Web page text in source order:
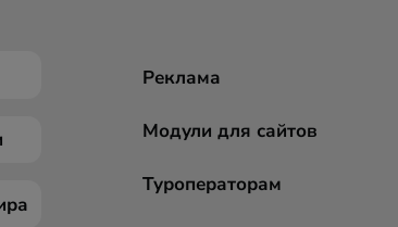
Реклама
Модули для сайтов
Туроператорам